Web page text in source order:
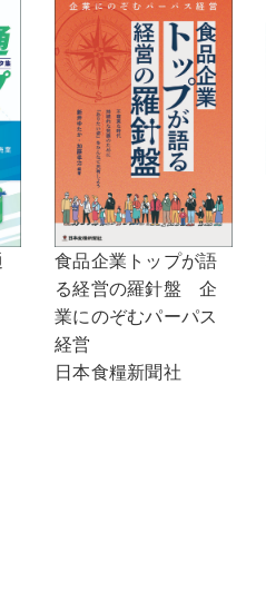
食品企業トップが語
る経営の羅針盤 企
業にのぞむパーパス
経営
日本食糧新聞社